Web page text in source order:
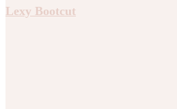
Lexy Bootcut